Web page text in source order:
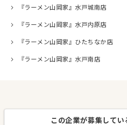
『ラーメン山岡家』水戸城南店
『ラーメン山岡家』水戸内原店
『ラーメン山岡家』ひたちなか店
『ラーメン山岡家』水戸南店
この企業が募集してい